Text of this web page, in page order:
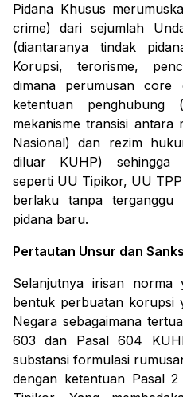
Pidana Khusus
crime) dari sejumlah
(diantaranya tindak
Korupsi, terorisme,
dimana perumusancore
ketentuan penghubung (
mekanisme transisi
Nasional) dan rezim
diluar KUHP) sehingga
seperti UU Tipikor, UU
berlaku tanpa terganggu
pidana baru.
Pertautan Unsur dan
Selanjutnya irisan norma
bentuk perbuatan korupsi
Negara sebagaimana
603 dan Pasal 604
substansi formulasi
dengan ketentuan Pasal